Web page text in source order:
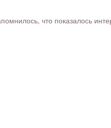
что показалось